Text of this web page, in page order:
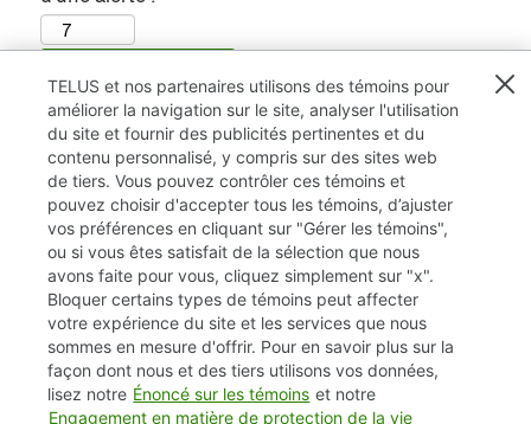
Revenir aux alertes d’emploi
TELUS.com
Vie privée / Cookies (témoins)
Accessibilité
TELUS et nos partenaires utilisons des témoins pour
améliorer la navigation sur le site, analyser l'utilisation
du site et fournir des publicités pertinentes et du
contenu personnalisé, y compris sur des sites web
de tiers. Vous pouvez contrôler ces témoins et
pouvez choisir d'accepter tous les témoins, d’ajuster
vos préférences en cliquant sur "Gérer les témoins",
ou si vous êtes satisfait de la sélection que nous
avons faite pour vous, cliquez simplement sur "x".
Bloquer certains types de témoins peut affecter
votre expérience du site et les services que nous
sommes en mesure d'offrir. Pour en savoir plus sur la
façon dont nous et des tiers utilisons vos données,
lisez notre Énoncé sur les témoins et notre
Engagement en matière de protection de la vie